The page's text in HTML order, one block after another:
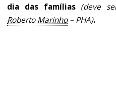
dia das famílias (deve
Roberto Marinho– PHA).